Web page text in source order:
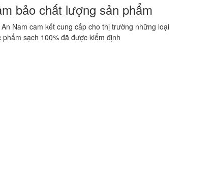
bảo chất lượng sản phẩm
An Nam cam kết cung cấp cho thị trường những loại
phẩm sạch 100% đã được kiểm định